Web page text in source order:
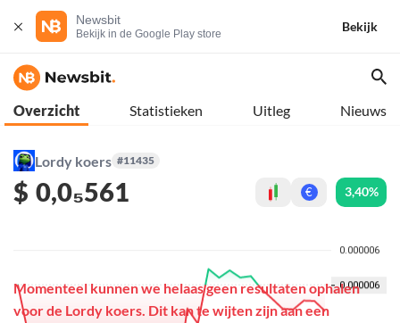
Newsbit
Bekijk in de Google Play store
Bekijk
Overzicht Statistieken Uitleg Nieuws
Lordy koers #11435
$ 0,0₅561 € 3,40%
Momenteel kunnen we helaas geen resultaten ophalen
voor de Lordy koers. Dit kan te wijten zijn aan een